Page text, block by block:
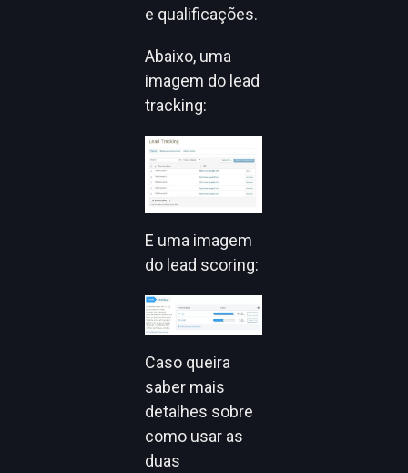
e qualificações.
Abaixo, uma
imagem do lead
tracking:
E uma imagem
do lead scoring:
Caso queira
saber mais
detalhes sobre
como usar as
duas